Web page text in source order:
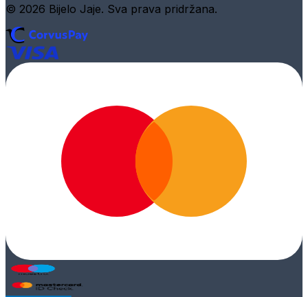
© 2026 Bijelo Jaje. Sva prava pridržana.